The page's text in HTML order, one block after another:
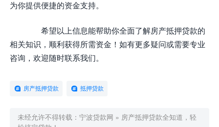
为你提供便捷的资金支持。
希望以上信息能帮助你全面了解房产抵押贷款的
相关知识，顺利获得所需资金！如有更多疑问或需要专业
咨询，欢迎随时联系我们。
房产抵押贷款 抵押贷款
未经允许不得转载： 宁波贷款网 » 房产抵押贷款全知道，轻